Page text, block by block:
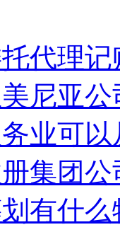
代理
尼亚
业可
集团公
有什么